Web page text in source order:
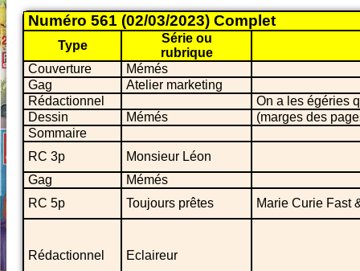
Numéro 561 (02/03/2023) Complet
Type
Série ou
rubrique
Couverture
Mémés
Gag
Atelier marketing
Rédactionnel
On a les égéries
Dessin
Mémés
(marges des
Sommaire
RC 3p
Monsieur Léon
Gag
Mémés
RC 5p
Toujours prêtes Marie Curie Fast
Rédactionnel Eclaireur